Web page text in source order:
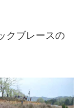
クブレースの